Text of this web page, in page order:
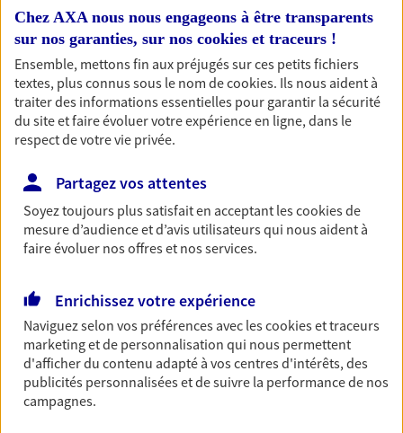
Isabelle Oudot
Agent Général d'assurance exclusif AXA
France
17 Av Georges Clemenceau, 94700 Maisons Alfort
Agence accessible
Ouvre à 09:30
01 48 93 35 71
VOIR NOTRE SITE WEB
N° Orias * (orias.fr) : 10054482
Chez AXA nous nous engageons à être transparents
sur nos garanties, sur nos cookies et traceurs !
Ensemble, mettons fin aux préjugés sur ces petits fichiers
textes, plus connus sous le nom decookies. Ils nous aident à
traiter des informations essentielles pour garantir la sécurité
du site et faire évoluer votre expérience en ligne, dans le
respect de votre vie privée.
Partagez vos attentes
Soyez toujours plus satisfait en acceptant lescookiesde
mesure d’audience et d’avis utilisateurs qui nous aident à
faire évoluer nos offres et nos services.
Enrichissez votre expérience
Naviguez selon vos préférences avec lescookies et traceurs
marketing et de personnalisation qui nous permettent
d'afficher du contenu adapté à vos centres d'intérêts, des
publicités personnalisées et de suivre la performance de nos
campagnes.